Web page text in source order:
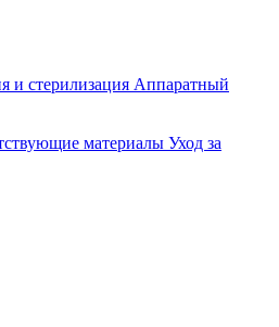
и стерилизация Аппаратный
материалы Уход за